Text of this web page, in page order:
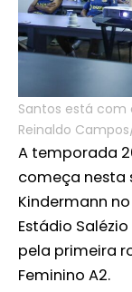
Santos está
Reinaldo
A temporada
começa nesta
Kindermann
Estádio
pela primeira
Feminino A2.